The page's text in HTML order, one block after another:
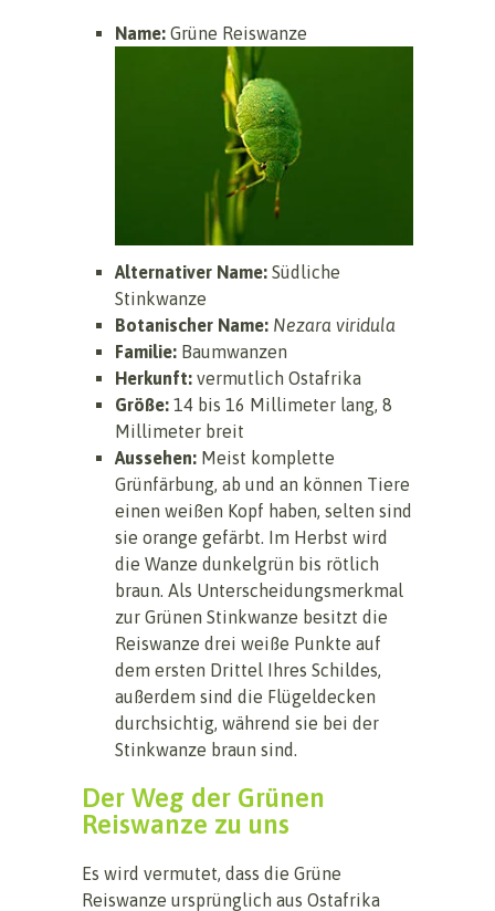
Name: Grüne Reiswanze
Alternativer Name: Südliche
Stinkwanze
Botanischer Name: Nezara viridula
Familie: Baumwanzen
Herkunft: vermutlich Ostafrika
Größe: 14 bis 16 Millimeter lang, 8
Millimeter breit
Aussehen: Meist komplette
Grünfärbung, ab und an können Tiere
einen weißen Kopf haben, selten sind
sie orange gefärbt. Im Herbst wird
die Wanze dunkelgrün bis rötlich
braun. Als Unterscheidungsmerkmal
zur Grünen Stinkwanze besitzt die
Reiswanze drei weiße Punkte auf
dem ersten Drittel Ihres Schildes,
außerdem sind die Flügeldecken
durchsichtig, während sie bei der
Stinkwanze braun sind.
Der Weg der Grünen
Reiswanze zu uns
Es wird vermutet, dass die Grüne
Reiswanze ursprünglich aus Ostafrika